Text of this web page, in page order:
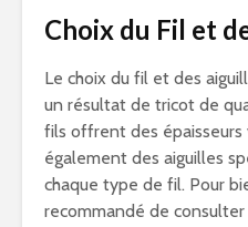
Choix du Fil et
Le choix du fil et des
un résultat de tricot de
fils offrent des épaisseurs
également des aiguilles
chaque type de fil. Pour
recommandé de